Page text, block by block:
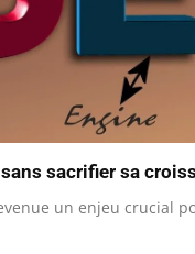
sacrifier sa
un enjeu crucial